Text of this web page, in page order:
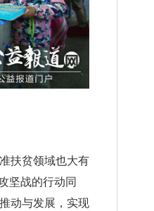
扶贫领域也大有
坚战的行动同
动与发展，实现